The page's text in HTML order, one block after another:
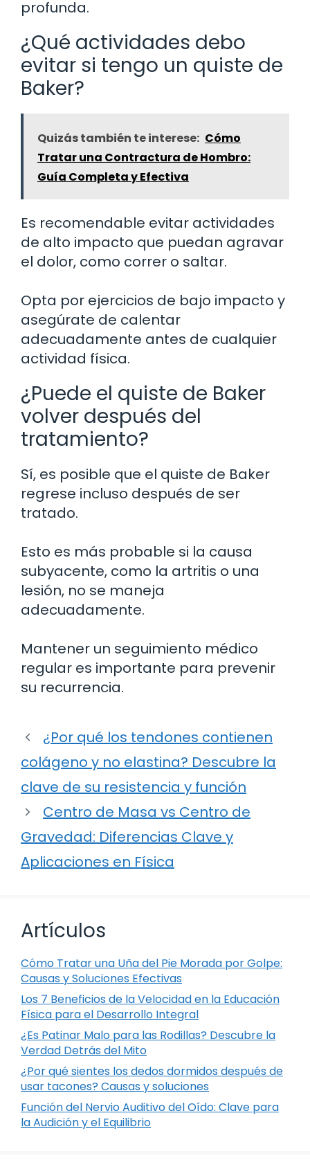
profunda.
¿Qué actividades debo
evitar si tengo un quiste de
Baker?
Quizás también te interese: Cómo
Tratar una Contractura de Hombro:
Guía Completa y Efectiva
Es recomendable evitar actividades
de alto impacto que puedan agravar
el dolor, como correr o saltar.
Opta por ejercicios de bajo impacto y
asegúrate de calentar
adecuadamente antes de cualquier
actividad física.
¿Puede el quiste de Baker
volver después del
tratamiento?
Sí, es posible que el quiste de Baker
regrese incluso después de ser
tratado.
Esto es más probable si la causa
subyacente, como la artritis o una
lesión, no se maneja
adecuadamente.
Mantener un seguimiento médico
regular es importante para prevenir
su recurrencia.
¿Por qué los tendones contienen
colágeno y no elastina? Descubre la
clave de su resistencia y función
Centro de Masa vs Centro de
Gravedad: Diferencias Clave y
Aplicaciones en Física
Artículos
Cómo Tratar una Uña del Pie Morada por Golpe:
Causas y Soluciones Efectivas
Los 7 Beneficios de la Velocidad en la Educación
Física para el Desarrollo Integral
¿Es Patinar Malo para las Rodillas? Descubre la
Verdad Detrás del Mito
¿Por qué sientes los dedos dormidos después de
usar tacones? Causas y soluciones
Función del Nervio Auditivo del Oído: Clave para
la Audición y el Equilibrio